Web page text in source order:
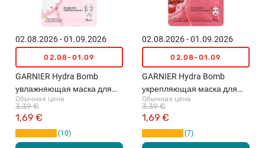
02.08.2026 - 01.09.2026
02.08-01.09
GARNIER Hydra Bomb
увлажняющая маска для
лица, 28г
Обычная цена
1,69 €
3,39 €
10
02.08.2026 - 01.09.2026
02.08-01.09
GARNIER Hydra Bomb
укрепляющая маска для
лица, 28г
Обычная цена
1,69 €
3,39 €
7